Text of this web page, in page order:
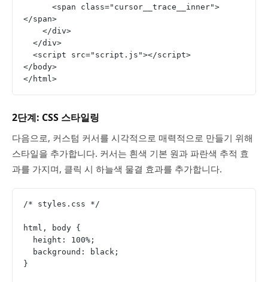
</span>
    </div>
  </div>
  <script src="script.js"></script>
</body>
</html>
2단계: CSS 스타일링
다음으로, 커스텀 커서를 시각적으로 매력적으로 만들기 위해
스타일을 추가합니다. 커서는 흰색 기본 원과 파란색 추적 효
과를 가지며, 클릭 시 하늘색 물결 효과를 추가합니다.
/* styles.css */
html, body {
  height: 100%;
  background: black;
}